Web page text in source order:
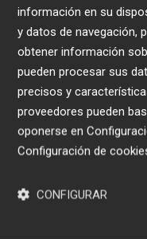
indebida y
pide para él
de agosto por
surge de un
presentado por
a de una
información en su
y datos de navegación,
obtener información
pueden procesar sus
precisos y
proveedores pueden
oponerse en
Configuración de
CONFIGURAR